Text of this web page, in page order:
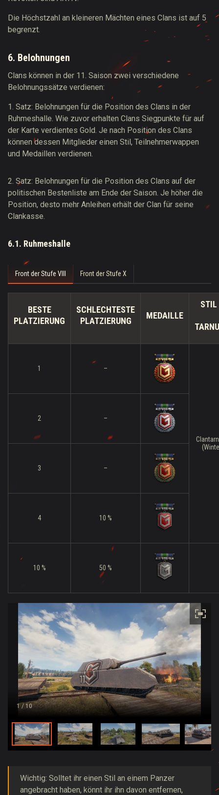
Die Höchstzahl an kleineren Mächten eines Clans ist auf 5
begrenzt.
6. Belohnungen
Clans können in der 11. Saison zwei verschiedene
Belohnungssätze verdienen:
1. Satz: Belohnungen für die Position des Clans in der
Ruhmeshalle. Wie zuvor erhalten Clans Siegpunkte für auf
der Karte verdientes Gold. Je nach Position des Clans
können dessen Mitglieder einen Stil, Teilnehmerwappen
und Medaillen verdienen.
2. Satz: Belohnungen für die Position des Clans auf der
politischen Bestenliste am Ende der Saison. Je höher die
Position, desto mehr Anleihen erhält der Clan für seine
Clankasse.
6.1. Ruhmeshalle
Front der Stufe VIII Front der Stufe X
BESTE
PLATZIERUNG
SCHLECHTESTE
PLATZIERUNG
MEDAILLE
STIL
1 –
2 –
3 –
4 10 %
10 % 50 %
1/ 10
Wichtig: Solltet ihr einen Stil an einem Panzer
angebracht haben, könnt ihr ihn davon entfernen,